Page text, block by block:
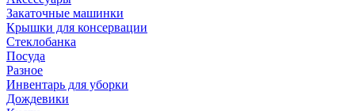
Закаточные машинки
Крышки для консервации
Стеклобанка
Посуда
Разное
Инвентарь для уборки
Дождевики